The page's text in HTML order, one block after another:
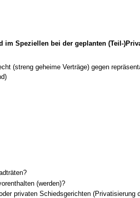
im Speziellen bei der geplanten (Teil-
(streng geheime Verträge) gegen
(werden)?
privaten Schiedsgerichten (Privatisierung